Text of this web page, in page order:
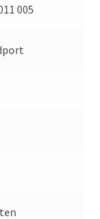
005